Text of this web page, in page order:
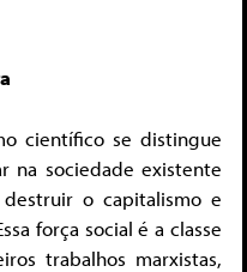
científico se distingue
na sociedade existente
o capitalismo e
força social é a classe
trabalhos marxistas,